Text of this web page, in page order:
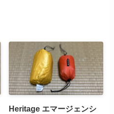
Heritage エマージェンシ